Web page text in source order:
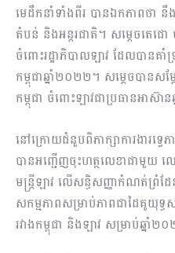
មេដឹកនាំទាំងពីរ បានឯកភាពថា នឹង
តំបន់ និងអន្តរជាតិ។ សម្តេចតេជ
ចំពោះរដ្ឋាភិបាលឡាវ ដែលបានគាំ
កម្ពុជាឆ្នាំ២០២២។ សម្តេចបានស
កម្ពុជា ចំពោះឡាវ​ជាប្រធានអាស៊ា
នៅក្រោយជំនួបពិភាក្សាការងារទ្វ
បានអញ្ជើញចុះ​ហត្ថលេខា​ជាមួយ
មន្ត្រីឡាវ លើសន្ធិសញ្ញាកំណត់​ព្រំដែ
សកម្មភាពសម្រាប់ភាព​ជាដៃគូយុទ្ធ​
រវាងកម្ពុជា និងឡាវ សម្រាប់​ឆ្ន